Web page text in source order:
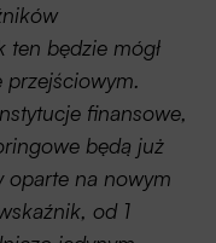
ten będzie mógł
przejściowym.
finansowe,
będą już
oparte na nowym
od 1